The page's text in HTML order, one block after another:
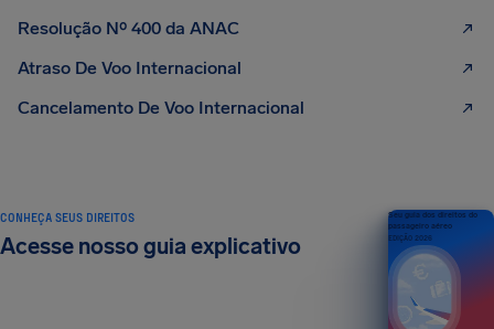
Resolução Nº 400 da ANAC
Atraso De Voo Internacional
Cancelamento De Voo Internacional
CONHEÇA SEUS DIREITOS
Acesse nosso guia explicativo
Seu guia dos direitos do
passageiro aéreo
EDIÇÃO 2026